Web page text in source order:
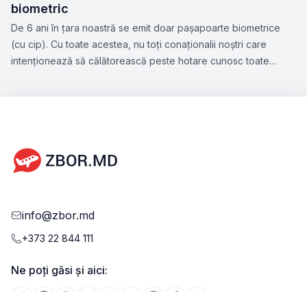
biometric
De 6 ani în țara noastră se emit doar pașapoarte biometrice
(cu cip). Cu toate acestea, nu toți conaționalii noștri care
intenționează să călătorească peste hotare cunosc toate
info@zbor.md
+373 22 844 111
Ne poți găsi și aici: